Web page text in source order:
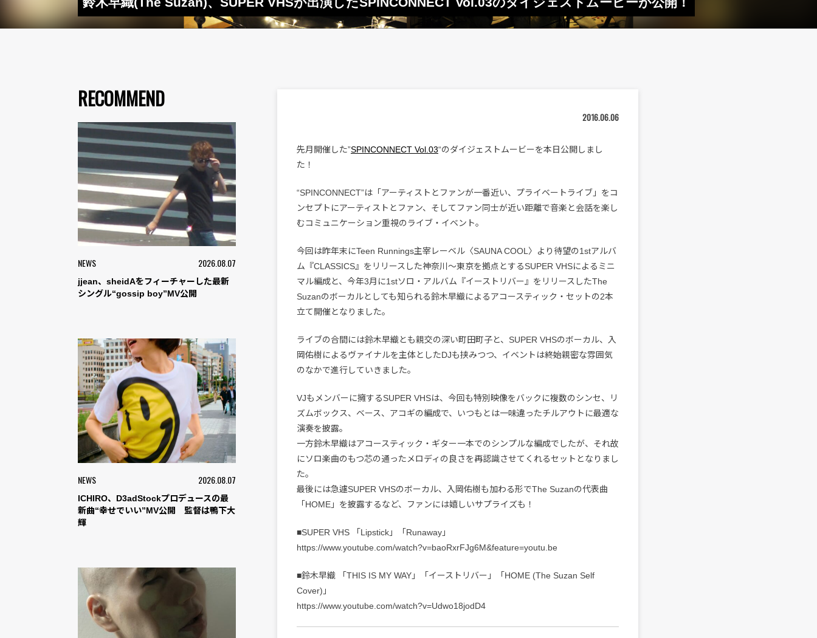
RECOMMEND
NEWS 2026.08.07
jjean、sheidAをフィーチャーした最新
シングル“gossip boy”MV公開
NEWS 2026.08.07
ICHIRO、D3adStockプロデュースの最
新曲“幸せでいい”MV公開 監督は鴨下大
輝
2016.06.06
先月開催した”SPINCONNECT Vol.03“のダイジェストムービーを本日公開しまし
た！
“SPINCONNECT”は「アーティストとファンが一番近い、プライベートライブ」をコ
ンセプトにアーティストとファン、そしてファン同士が近い距離で音楽と会話を楽し
むコミュニケーション重視のライブ・イベント。
今回は昨年末にTeen Runnings主宰レーベル〈SAUNA COOL〉より待望の1stアルバ
ム『CLASSICS』をリリースした神奈川〜東京を拠点とするSUPER VHSによるミニ
マル編成と、今年3月に1stソロ・アルバム『イーストリバー』をリリースしたThe
Suzanのボーカルとしても知られる鈴木早織によるアコースティック・セットの2本
立て開催となりました。
ライブの合間には鈴木早織とも親交の深い町田町子と、SUPER VHSのボーカル、入
岡佑樹によるヴァイナルを主体としたDJも挟みつつ、イベントは終始親密な雰囲気
のなかで進行していきました。
VJもメンバーに擁するSUPER VHSは、今回も特別映像をバックに複数のシンセ、リ
ズムボックス、ベース、アコギの編成で、いつもとは一味違ったチルアウトに最適な
演奏を披露。
一方鈴木早織はアコースティック・ギター一本でのシンプルな編成でしたが、それ故
にソロ楽曲のもつ芯の通ったメロディの良さを再認識させてくれるセットとなりまし
た。
最後には急遽SUPER VHSのボーカル、入岡佑樹も加わる形でThe Suzanの代表曲
「HOME」を披露するなど、ファンには嬉しいサプライズも！
■SUPER VHS 「Lipstick」「Runaway」
https://www.youtube.com/watch?v=baoRxrFJg6M&feature=youtu.be
■鈴木早織 「THIS IS MY WAY」「イーストリバー」「HOME (The Suzan Self
Cover)」
https://www.youtube.com/watch?v=Udwo18jodD4